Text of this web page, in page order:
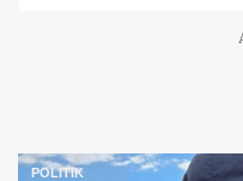
POLITIK